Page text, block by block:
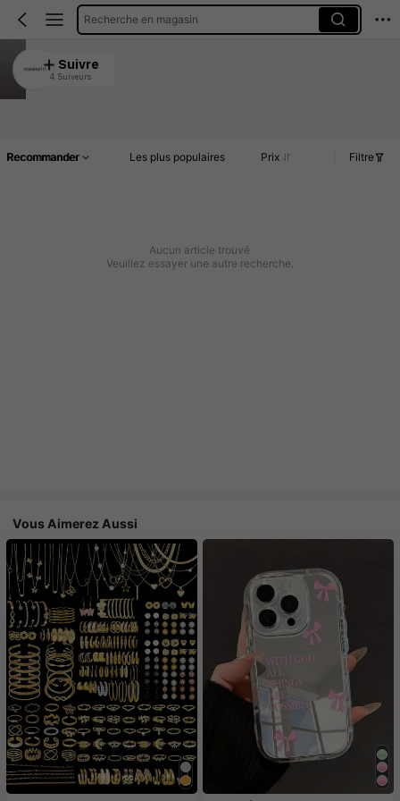
Recherche en magasin
YUANHUI111
5.00
Suivre
4 Suiveurs
Recommander Les plus populaires Prix Filtre
Aucun article trouvé
Veuillez essayer une autre recherche.
Vous Aimerez Aussi